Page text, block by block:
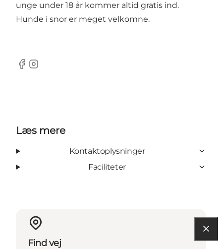
unge under 18 år kommer altid gratis ind.
Hunde i snor er meget velkomne.
Facebook
Instagram
Læs mere
Kontaktoplysninger
Faciliteter
Find vej